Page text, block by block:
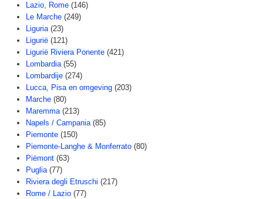
Lazio, Rome (146)
Le Marche (249)
Liguria (23)
Ligurië (121)
Ligurië Riviera Ponente (421)
Lombardia (55)
Lombardije (274)
Lucca, Pisa en omgeving (203)
Marche (80)
Maremma (213)
Napels / Campania (85)
Piemonte (150)
Piemonte-Langhe & Monferrato (80)
Piëmont (63)
Puglia (77)
Riviera degli Etruschi (217)
Rome / Lazio (77)